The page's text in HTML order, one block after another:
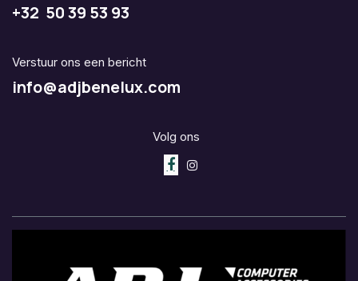
+32 50 39 53 93
Verstuur ons een bericht
info@adjbenelux.com
Volg ons